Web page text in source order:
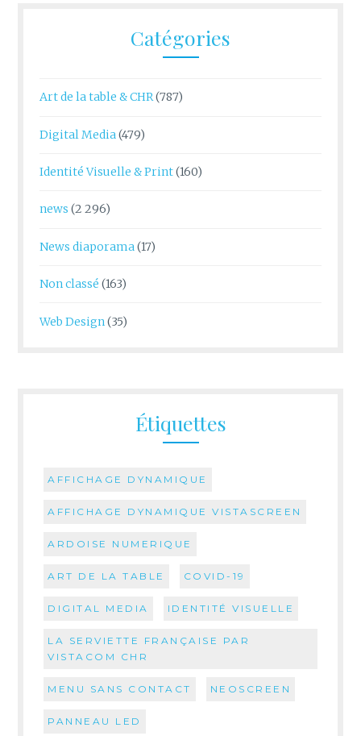
Catégories
Art de la table & CHR(787)
Digital Media(479)
Identité Visuelle & Print(160)
news (2 296)
News diaporama(17)
Non classé (163)
Web Design (35)
Étiquettes
AFFICHAGE DYNAMIQUE
AFFICHAGE DYNAMIQUE VISTASCREEN
ARDOISE NUMERIQUE
ART DE LA TABLE COVID-19
DIGITAL MEDIA IDENTITÉ VISUELLE
LA SERVIETTE FRANÇAISE PAR
VISTACOM CHR
MENU SANS CONTACT NEOSCREEN
PANNEAU LED